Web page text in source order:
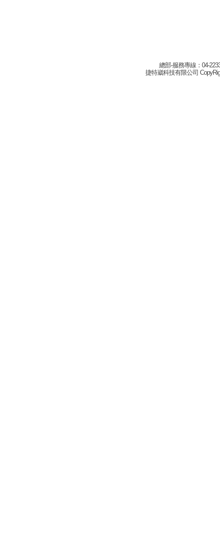
總部-服務專線：04-
捷特崴科技有限公司